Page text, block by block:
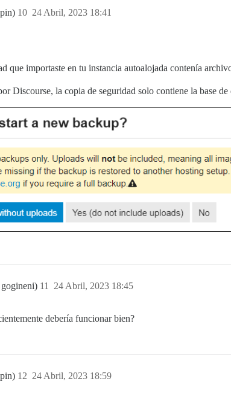
24 Abril, 2023 18:41
10
que importaste en tu instancia autoalojada contenía
Discourse, la copia de seguridad solo contiene la base
24 Abril, 2023 18:45
11
debería funcionar bien?
24 Abril, 2023 18:59
12